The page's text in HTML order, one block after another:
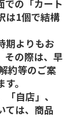
での「カート
は1個で結構
期よりもお
その際は、早
約等のご案
。
自店」、
ては、商品